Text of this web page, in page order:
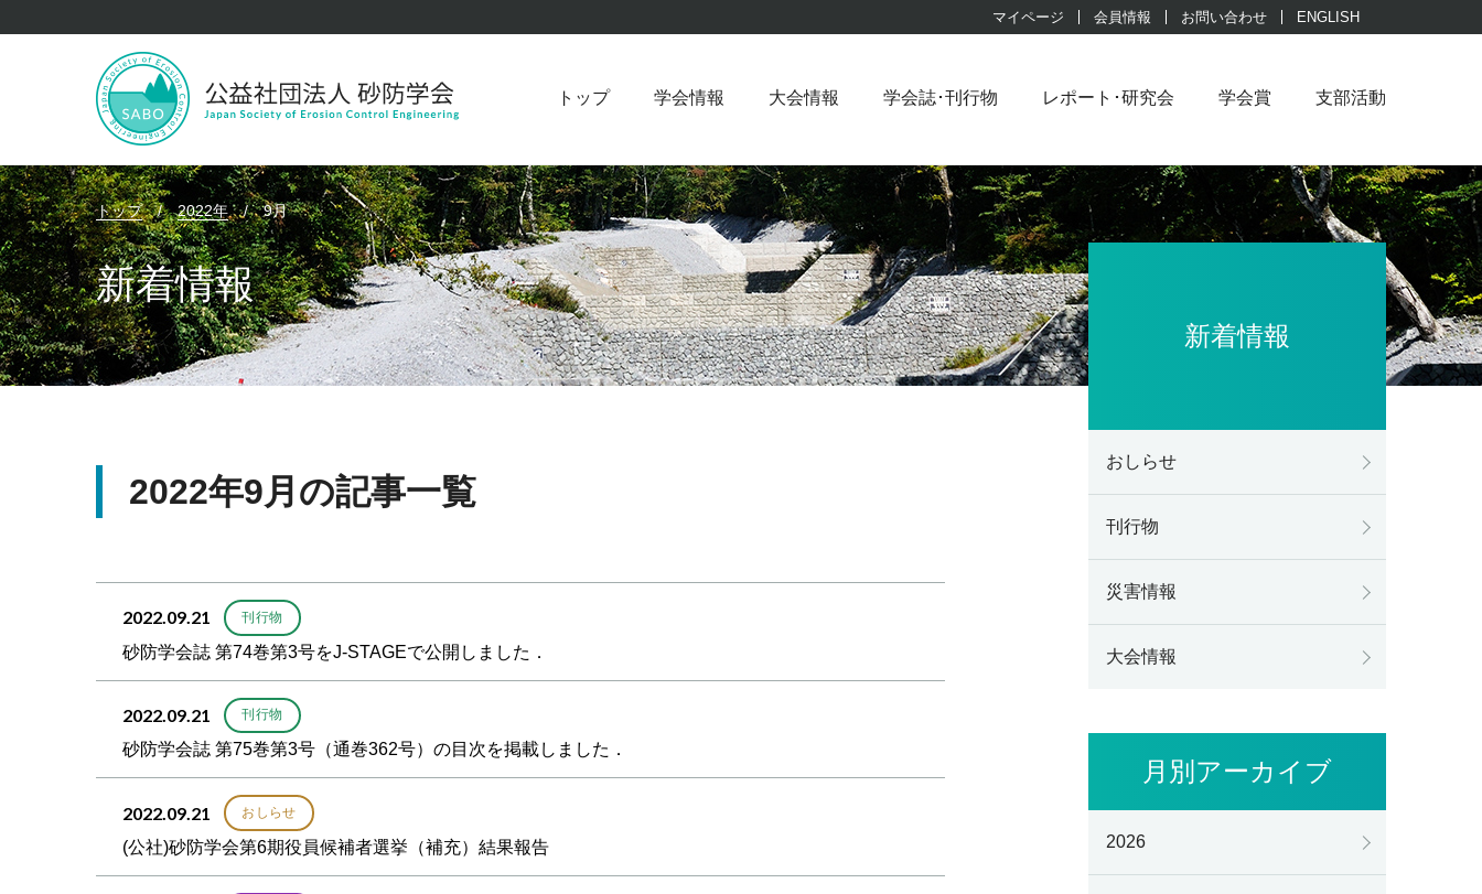
マイページ 会員情報 お問い合わせ ENGLISH
トップ 学会情報 大会情報 学会誌･刊行物 レポート･研究会 学会賞 支部活動
新着情報
トップ / 2022年 / 9月
2022年9月の記事一覧
2022.09.21 刊行物
砂防学会誌 第74巻第3号をJ-STAGEで公開しました．
2022.09.21 刊行物
砂防学会誌 第75巻第3号（通巻362号）の目次を掲載しました．
2022.09.21 おしらせ
(公社)砂防学会第6期役員候補者選挙（補充）結果報告
新着情報
おしらせ
刊行物
災害情報
大会情報
月別アーカイブ
2026